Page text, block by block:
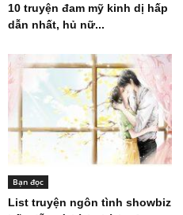
10 truyện đam mỹ kinh dị hấp
dẫn nhất, hủ nữ...
Bạn đọc
List truyện ngôn tình showbiz